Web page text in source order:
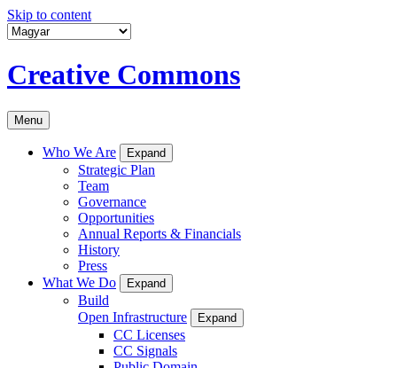
Skip to content
Creative Commons
Menu
Who We Are Expand
Strategic Plan
Team
Governance
Opportunities
Annual Reports & Financials
History
Press
What We Do
Expand
Build
Open Infrastructure
Expand
CC Licenses
CC Signals